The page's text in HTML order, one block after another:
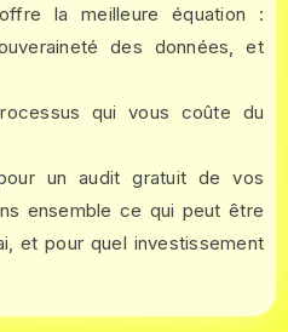
la meilleure équation :
des données, et
qui vous coûte du
un audit gratuit de vos
ensemble ce qui peut être
et pour quel investissement